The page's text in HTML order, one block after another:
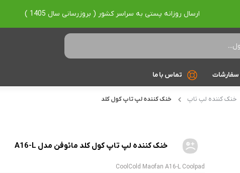
ارسال روزانه پستی به سراسر کشور ( بروزرسانی سال 1405 )
براساس برند
سفارشات تماس با ما
خنک کننده لپ تاپ
خنک کننده لپ تاپ کول کلد
خنک کننده لپ تاپ کول کلد مائوفن مدل A16-L
CoolCold Maofan A16-L Coolpad